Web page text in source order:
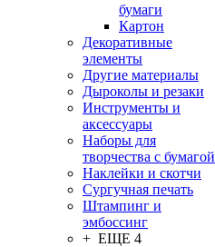
бумаги
Картон
Декоративные
элементы
Другие материалы
Дыроколы и резаки
Инструменты и
аксессуары
Наборы для
творчества с бумагой
Наклейки и скотчи
Сургучная печать
Штампинг и
эмбоссинг
+ ЕЩЕ 4